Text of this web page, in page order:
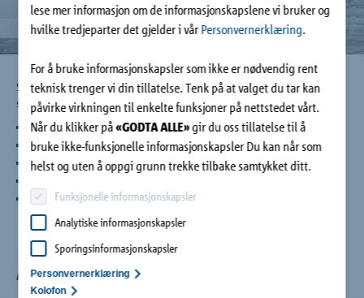
lese mer informasjon om de informasjonskapslene vi bruker og
hvilke tredjeparter det gjelder i vårPersonvernerklæring.
For å bruke informasjonskapsler som ikke er nødvendig rent
teknisk trenger vi din tillatelse. Tenk på at valget du tar kan
påvirke virkningen til enkelte funksjoner på nettstedet vårt.
Når du klikker på«GODTA ALLE»gir du oss tillatelse til å
bruke ikke-funksjonelle informasjonskapsler Du kan når som
helst og uten å oppgi grunn trekke tilbake samtykket ditt.
Funksjonelle informasjonskapsler
Analytiske informasjonskapsler
Sporingsinformasjonskapsler
Personvernerklæring
Kolofon
Schöck Combar® er enkelt å bruke og svært godt egnet for
soner der man må bore seg gjennom eller sage:
Soft-eyes i sjaktveggene ved bygging av tunneler
Tettevegger
Borepæler
Midlertidige betongkonstruksjoner
Andre bruksområder